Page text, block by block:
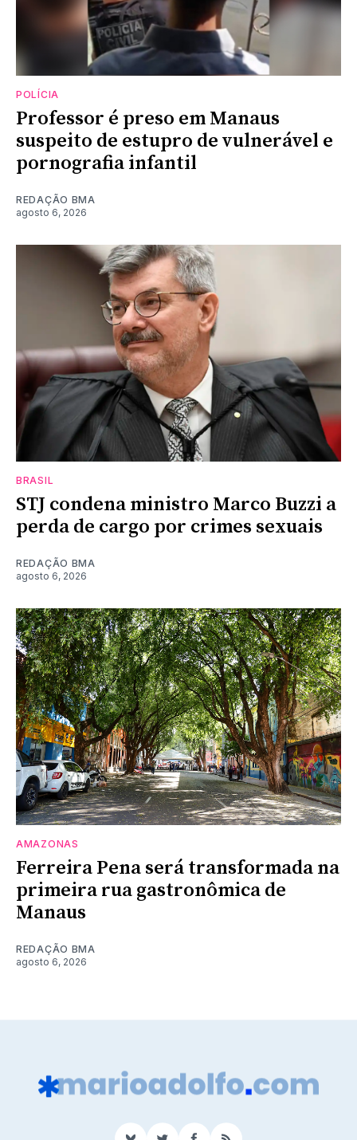
POLÍCIA
Professor é preso em Manaus
suspeito de estupro de vulnerável e
pornografia infantil
REDAÇÃO BMA
agosto 6, 2026
BRASIL
STJ condena ministro Marco Buzzi a
perda de cargo por crimes sexuais
REDAÇÃO BMA
agosto 6, 2026
AMAZONAS
Ferreira Pena será transformada na
primeira rua gastronômica de
Manaus
REDAÇÃO BMA
agosto 6, 2026